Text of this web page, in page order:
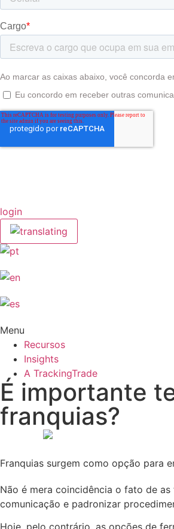
login
Menu
Recursos
Insights
A TrackingTrade
É importante
franquias?
Franquias surgem como opção para
Não é mera coincidência o fato de
comunicação e padronizar